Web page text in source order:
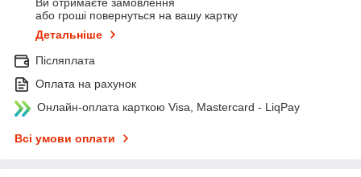
Ви отримаєте замовлення
або гроші повернуться на вашу картку
Детальніше
Післяплата
Оплата на рахунок
Онлайн-оплата карткою Visa, Mastercard - LiqPay
Всі умови оплати